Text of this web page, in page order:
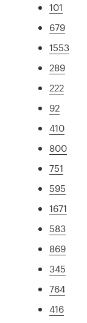
101
679
1553
289
222
92
410
800
751
595
1671
583
869
345
764
416